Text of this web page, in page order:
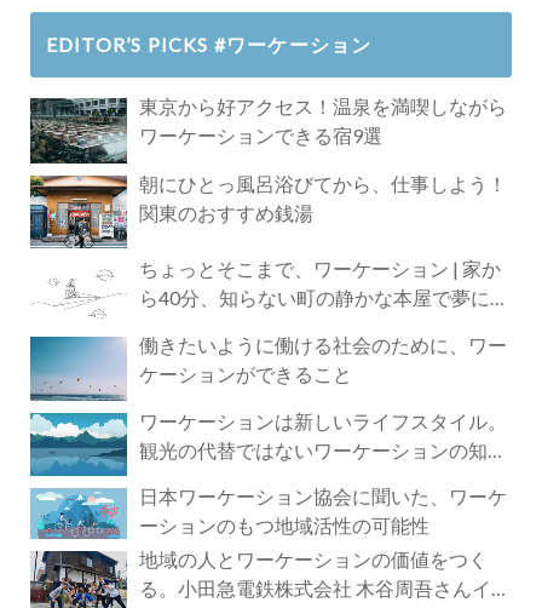
EDITOR’S PICKS #ワーケーション
東京から好アクセス！温泉を満喫しながら
ワーケーションできる宿9選
朝にひとっ風呂浴びてから、仕事しよう！
関東のおすすめ銭湯
ちょっとそこまで、ワーケーション | 家か
ら40分、知らない町の静かな本屋で夢に近
働きたいように働ける社会のために、ワー
ケーションができること
ワーケーションは新しいライフスタイル。
観光の代替ではないワーケーションの知ら
日本ワーケーション協会に聞いた、ワーケ
ーションのもつ地域活性の可能性
地域の人とワーケーションの価値をつく
る。小田急電鉄株式会社 木谷周吾さんイン